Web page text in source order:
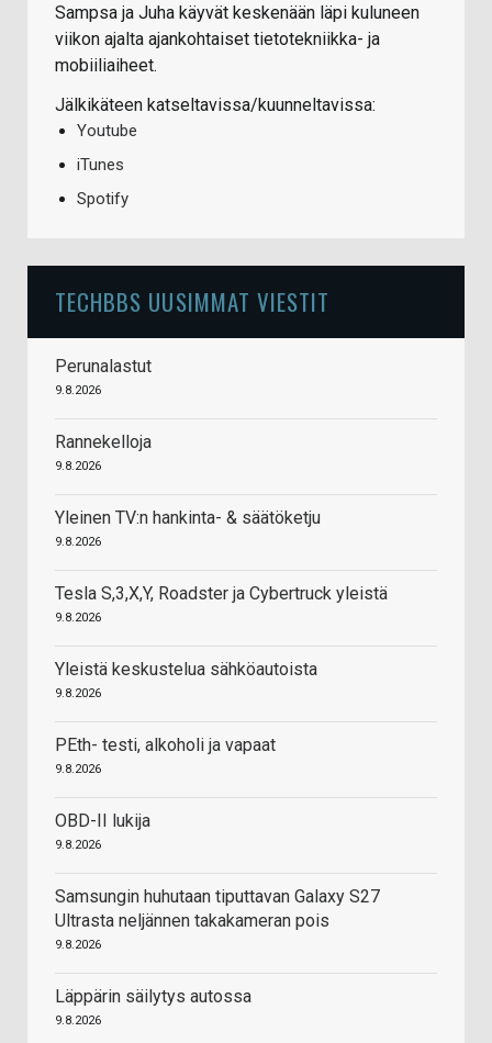
Sampsa ja Juha käyvät keskenään läpi kuluneen
viikon ajalta ajankohtaiset tietotekniikka- ja
mobiiliaiheet.
Jälkikäteen katseltavissa/kuunneltavissa:
Youtube
iTunes
Spotify
TECHBBS UUSIMMAT VIESTIT
Perunalastut
9.8.2026
Rannekelloja
9.8.2026
Yleinen TV:n hankinta- & säätöketju
9.8.2026
Tesla S,3,X,Y, Roadster ja Cybertruck yleistä
9.8.2026
Yleistä keskustelua sähköautoista
9.8.2026
PEth- testi, alkoholi ja vapaat
9.8.2026
OBD-II lukija
9.8.2026
Samsungin huhutaan tiputtavan Galaxy S27
Ultrasta neljännen takakameran pois
9.8.2026
Läppärin säilytys autossa
9.8.2026